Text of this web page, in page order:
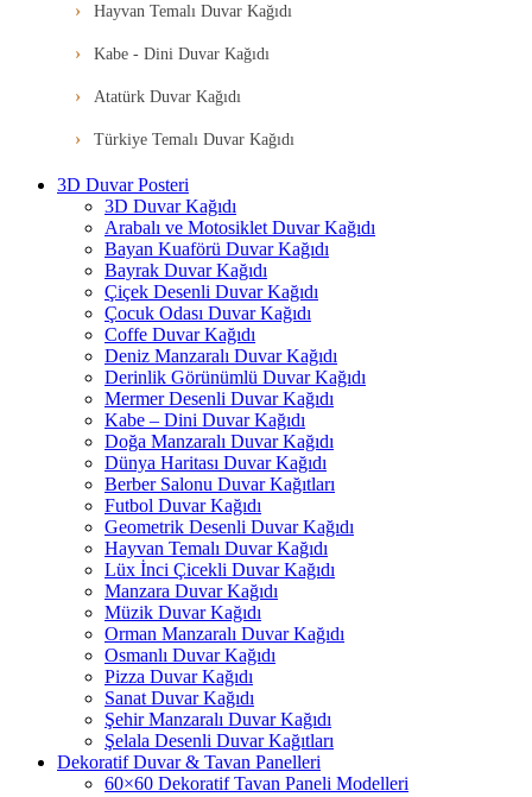
Hayvan Temalı Duvar Kağıdı
Kabe - Dini Duvar Kağıdı
Atatürk Duvar Kağıdı
Türkiye Temalı Duvar Kağıdı
3D Duvar Posteri
3D Duvar Kağıdı
Arabalı ve Motosiklet Duvar Kağıdı
Bayan Kuaförü Duvar Kağıdı
Bayrak Duvar Kağıdı
Çiçek Desenli Duvar Kağıdı
Çocuk Odası Duvar Kağıdı
Coffe Duvar Kağıdı
Deniz Manzaralı Duvar Kağıdı
Derinlik Görünümlü Duvar Kağıdı
Mermer Desenli Duvar Kağıdı
Kabe – Dini Duvar Kağıdı
Doğa Manzaralı Duvar Kağıdı
Dünya Haritası Duvar Kağıdı
Berber Salonu Duvar Kağıtları
Futbol Duvar Kağıdı
Geometrik Desenli Duvar Kağıdı
Hayvan Temalı Duvar Kağıdı
Lüx İnci Çicekli Duvar Kağıdı
Manzara Duvar Kağıdı
Müzik Duvar Kağıdı
Orman Manzaralı Duvar Kağıdı
Osmanlı Duvar Kağıdı
Pizza Duvar Kağıdı
Sanat Duvar Kağıdı
Şehir Manzaralı Duvar Kağıdı
Şelala Desenli Duvar Kağıtları
Dekoratif Duvar & Tavan Panelleri
60×60 Dekoratif Tavan Paneli Modelleri